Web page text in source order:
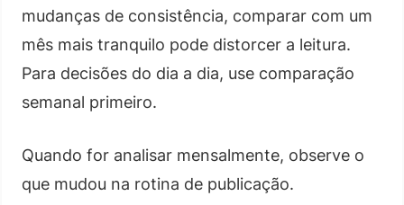
mudanças de consistência, comparar com um
mês mais tranquilo pode distorcer a leitura.
Para decisões do dia a dia, use comparação
semanal primeiro.
Quando for analisar mensalmente, observe o
que mudou na rotina de publicação.